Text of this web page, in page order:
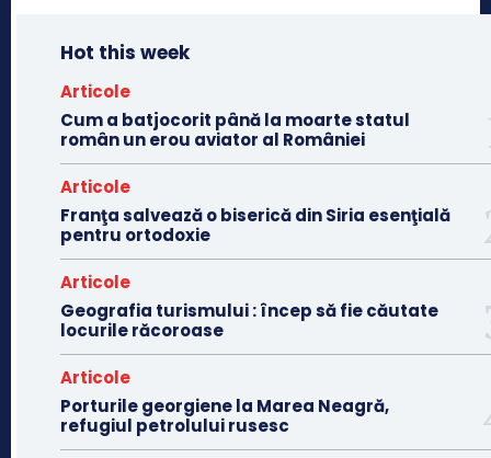
Hot this week
Articole
Cum a batjocorit până la moarte statul
român un erou aviator al României
Articole
Franţa salvează o biserică din Siria esenţială
pentru ortodoxie
Articole
Geografia turismului : încep să fie căutate
locurile răcoroase
Articole
Porturile georgiene la Marea Neagră,
refugiul petrolului rusesc